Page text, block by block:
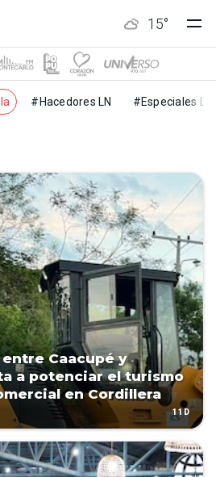
15°
#Hacedores LN #Especiales LN
Caacupé y
a potenciar el turismo
en Cordillera
11D